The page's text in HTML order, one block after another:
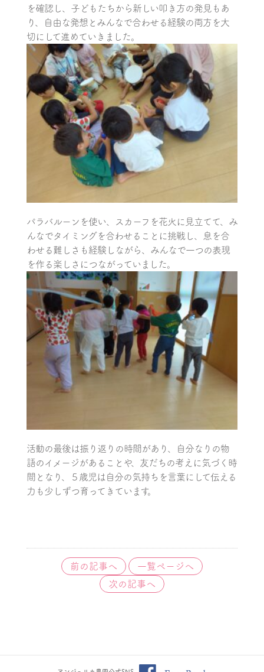
を確認し、子どもたちから新しい叩き方の発見もあ
り、自由な発想とみんなで合わせる経験の両方を大
切にして進めていきました。
パラバルーンを使い、スカーフを花火に見立てて、み
んなでタイミングを合わせることに挑戦し、息を合
わせる難しさも経験しながら、みんなで一つの表現
を作る楽しさにつながっていました。
活動の最後は振り返りの時間があり、自分なりの物
語のイメージがあることや、友だちの考えに気づく時
間となり、５歳児は自分の気持ちを言葉にして伝える
力も少しずつ育ってきています。
前の記事へ
一覧ページへ
次の記事へ